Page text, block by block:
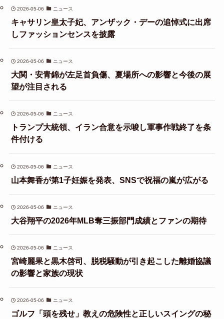
2026-05-06 ニュース
キャサリン皇太子妃、アンザック・デーの追悼式に出席
しファッションセンスを披露
2026-05-06 ニュース
大関・安青錦が左足首負傷、夏場所への影響と今後の展
望が注目される
2026-05-06 ニュース
トランプ大統領、イラン合意を示唆し軍事作戦終了を条
件付ける
2026-05-06 ニュース
山本舞香が第1子妊娠を発表、SNSで祝福の嵐が広がる
2026-05-06 ニュース
大谷翔平の2026年MLB奪三振部門成績とファンの期待
2026-05-06 ニュース
宮崎麗果と黒木啓司、脱税騒動が引き起こした離婚協議
の影響と家族の現状
2026-05-06 ニュース
ゴルフ「頭を残せ」教えの危険性と正しいスイングの秘